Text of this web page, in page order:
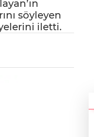
söyleyen
iletti.